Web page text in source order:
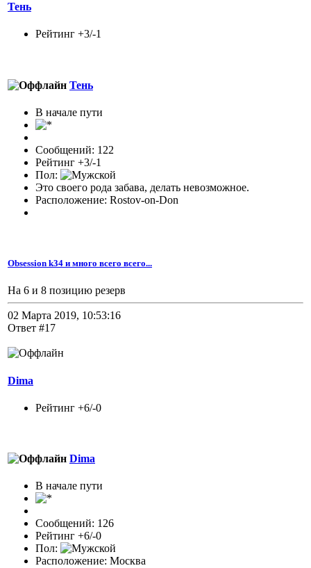
Тень
Рейтинг +3/-1
Тень
В начале пути
Сообщений: 122
Рейтинг +3/-1
Пол:
Это своего рода забава, делать невозможное.
Расположение: Rostov-on-Don
Obsession k34 и много всего всего...
На 6 и 8 позицию резерв
02 Марта 2019, 10:53:16
Ответ #17
Dima
Рейтинг +6/-0
Dima
В начале пути
Сообщений: 126
Рейтинг +6/-0
Пол:
Расположение: Москва